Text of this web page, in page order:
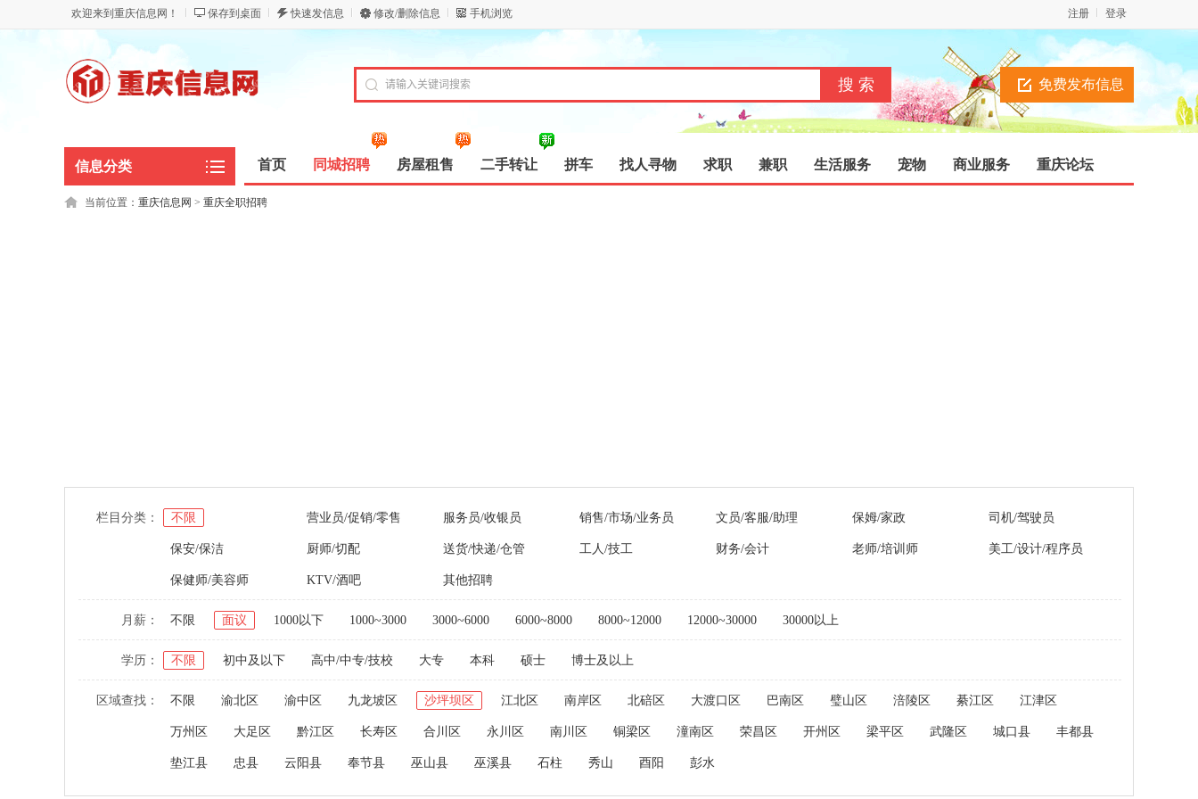
欢迎来到重庆信息网！ 保存到桌面 快速发信息 修改/删除信息 手机浏览 登录
注册
免费发布信息
信息分类 首页 同城招聘 房屋租售 二手转让 拼车 找人寻物 求职 兼职 生活服务 宠物 商业服务 重庆论坛
当前位置： 重庆信息网 > 重庆全职招聘
栏目分类： 不限 营业员/促销/零售 服务员/收银员 销售/市场/业务员 文员/客服/助理 保姆/家政 司机/驾驶员
保安/保洁 厨师/切配 送货/快递/仓管 工人/技工 财务/会计 老师/培训师 美工/设计/程序员
保健师/美容师 KTV/酒吧 其他招聘
月薪： 不限 面议 1000以下 1000~3000 3000~6000 6000~8000 8000~12000 12000~30000 30000以上
学历： 不限 初中及以下 高中/中专/技校 大专 本科 硕士 博士及以上
区域查找： 不限 渝北区 渝中区 九龙坡区 沙坪坝区 江北区 南岸区 北碚区 大渡口区 巴南区 璧山区 涪陵区 綦江区 江津区
万州区 大足区 黔江区 长寿区 合川区 永川区 南川区 铜梁区 潼南区 荣昌区 开州区 梁平区 武隆区 城口县 丰都县
垫江县 忠县 云阳县 奉节县 巫山县 巫溪县 石柱 秀山 酉阳 彭水